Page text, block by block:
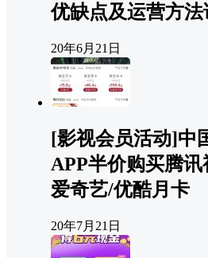
优缺点及运营方法
20年6月21日
[影视会员活动]中
APP半价购买腾讯
爱奇艺/优酷月卡
20年7月21日